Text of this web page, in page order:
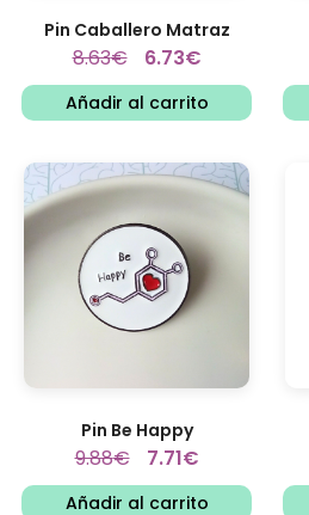
Pin Caballero Matraz
8.63€ 6.73€
Añadir al carrito
Pin Be Happy
9.88€ 7.71€
Añadir al carrito